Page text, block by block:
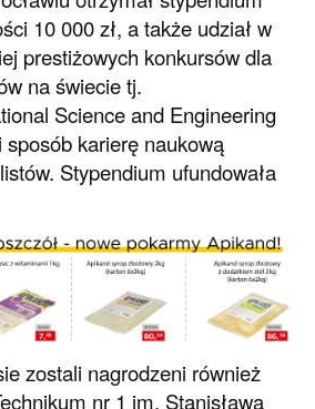
10 000 zł, a także udział w
prestiżowych konkursów dla
na świecie tj.
Science and Engineering
karierę naukową
Stypendium ufundowała
zostali nagrodzeni również
nr 1 im. Stanisława